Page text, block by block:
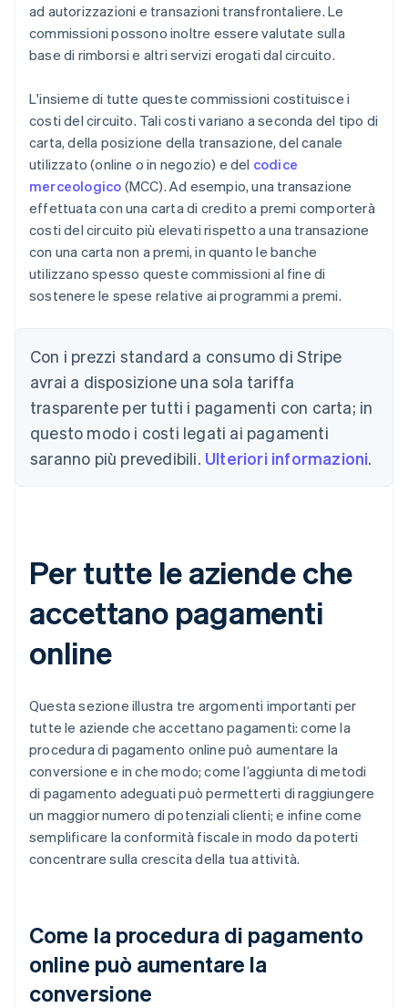
ad autorizzazioni e transazioni transfrontaliere. Le
commissioni possono inoltre essere valutate sulla
base di rimborsi e altri servizi erogati dal circuito.
L'insieme di tutte queste commissioni costituisce i
costi del circuito. Tali costi variano a seconda del tipo di
carta, della posizione della transazione, del canale
utilizzato (online o in negozio) e del codice
merceologico (MCC). Ad esempio, una transazione
effettuata con una carta di credito a premi comporterà
costi del circuito più elevati rispetto a una transazione
con una carta non a premi, in quanto le banche
utilizzano spesso queste commissioni al fine di
sostenere le spese relative ai programmi a premi.
Con i prezzi standard a consumo di Stripe
avrai a disposizione una sola tariffa
trasparente per tutti i pagamenti con carta; in
questo modo i costi legati ai pagamenti
saranno più prevedibili. Ulteriori informazioni.
Per tutte le aziende che
accettano pagamenti
online
Questa sezione illustra tre argomenti importanti per
tutte le aziende che accettano pagamenti: come la
procedura di pagamento online può aumentare la
conversione e in che modo; come l’aggiunta di metodi
di pagamento adeguati può permetterti di raggiungere
un maggior numero di potenziali clienti; e infine come
semplificare la conformità fiscale in modo da poterti
concentrare sulla crescita della tua attività.
Come la procedura di pagamento
online può aumentare la
conversione